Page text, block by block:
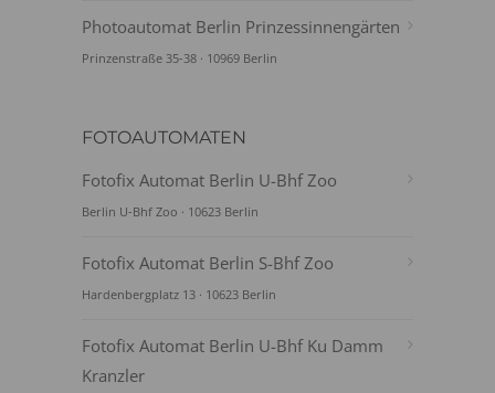
Photoautomat Berlin Prinzessinnengärten
Prinzenstraße 35-38 · 10969 Berlin
FOTOAUTOMATEN
Fotofix Automat Berlin U-Bhf Zoo
Berlin U-Bhf Zoo · 10623 Berlin
Fotofix Automat Berlin S-Bhf Zoo
Hardenbergplatz 13 · 10623 Berlin
Fotofix Automat Berlin U-Bhf Ku Damm
Kranzler